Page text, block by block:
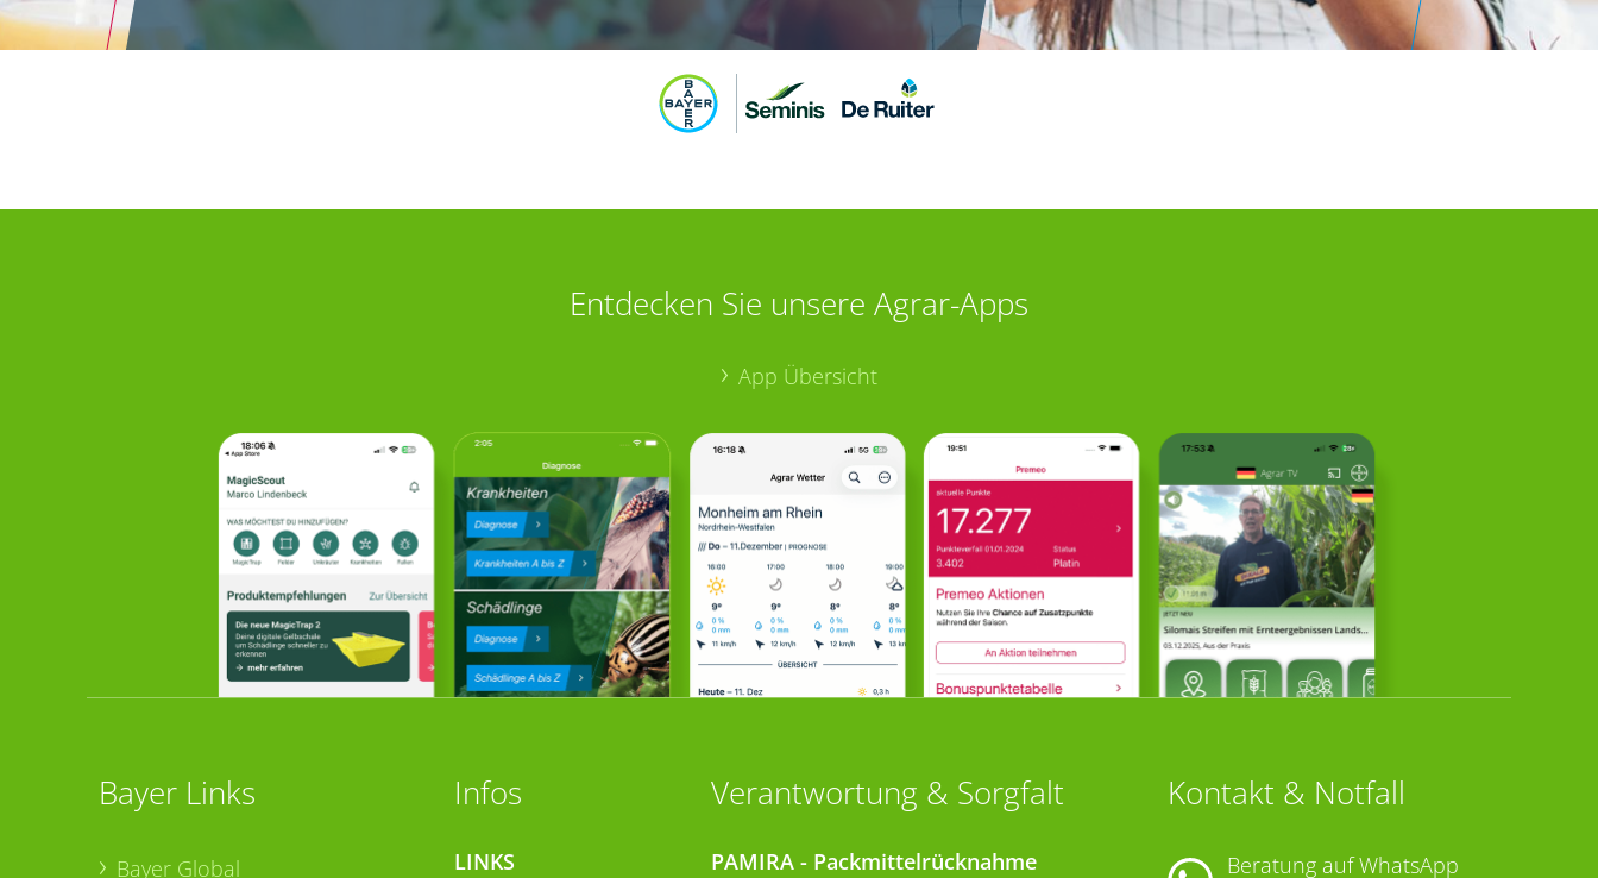
Entdecken Sie unsere Agrar-Apps
App Übersicht
Bayer Links
Bayer Global
Infos
LINKS
Verantwortung & Sorgfalt
PAMIRA - Packmittelrücknahme
Kontakt & Notfall
Beratung auf WhatsApp